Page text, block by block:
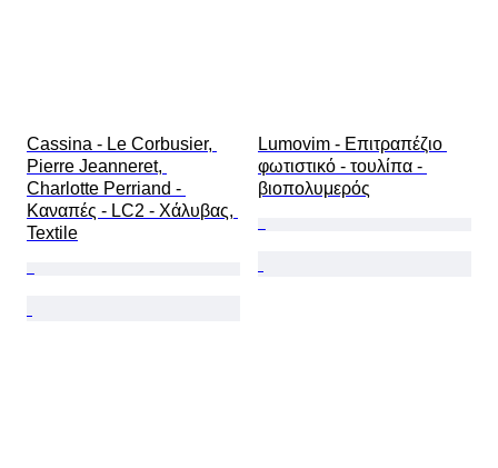
Cassina - Le Corbusier,
Pierre Jeanneret,
Charlotte Perriand -
Καναπές - LC2 - Χάλυβας,
Textile
Lumovim - Επιτραπέζιο
φωτιστικό - τουλίπα -
βιοπολυμερός